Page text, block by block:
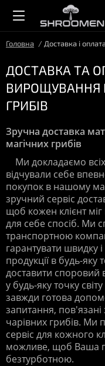
Головна Доставка і
ДОСТАВКА ТА
ВИРОЩУВАННЯ
ГРИБІВ
Зручна доставка
магічних грибів
Ми докладаємо
відчували себе
покупок в нашому
зручний сервіс
щоб кожен клієнт
для себе спосіб. Ми
транспортною
гарантувати швидку
продукції в будь-
доставити споровий
у будь-яку точку
завжди готова
запитання, пов'язані
чарівних грибів. Ми
сервіс для кожного
можливе, щоб Ваша
безтурботною.